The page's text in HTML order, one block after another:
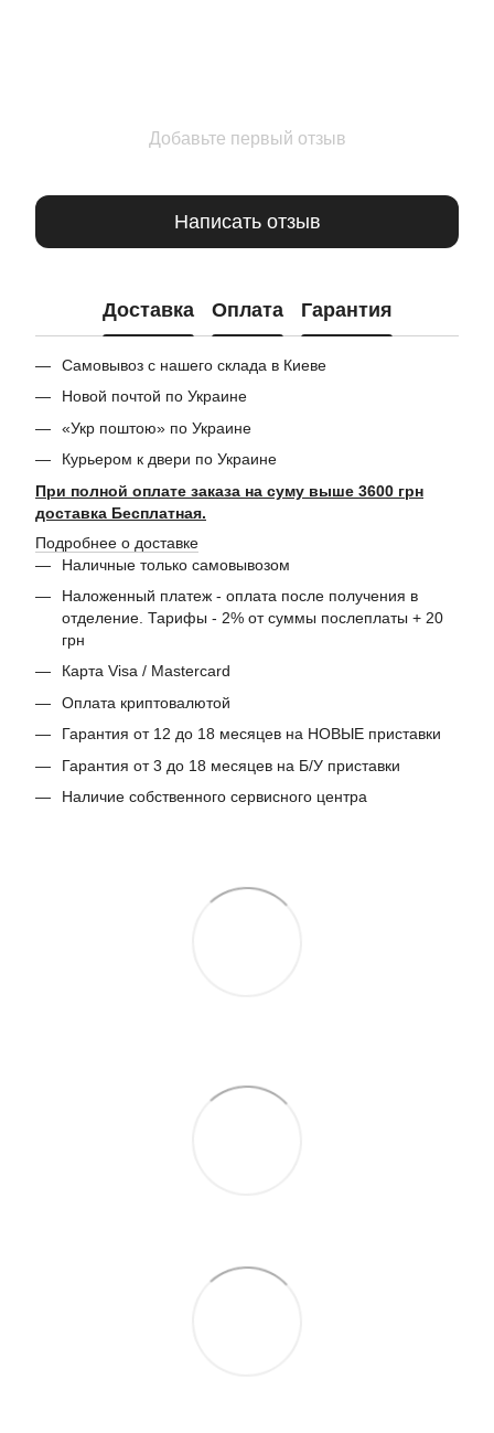
Добавьте первый отзыв
Написать отзыв
Доставка Оплата Гарантия
Самовывоз с нашего склада в Киеве
Новой почтой по Украине
«Укр поштою» по Украине
Курьером к двери по Украине
При полной оплате заказа на суму выше 3600 грн
доставка Бесплатная.
Подробнее о доставке
Наличные только самовывозом
Наложенный платеж - оплата после получения в
отделение. Тарифы - 2% от суммы послеплаты + 20
грн
Карта Visa / Mastercard
Оплата криптовалютой
Гарантия от 12 до 18 месяцев на НОВЫЕ приставки
Гарантия от 3 до 18 месяцев на Б/У приставки
Наличие собственного сервисного центра